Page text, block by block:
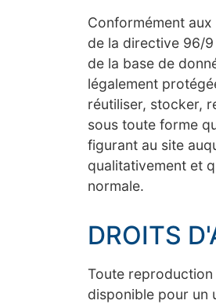
Conformément
de la directive 96/9
de la base de
légalement
réutiliser, stocker,
sous toute forme
figurant au site
qualitativement et
normale.
DROITS
Toute
disponible pour un